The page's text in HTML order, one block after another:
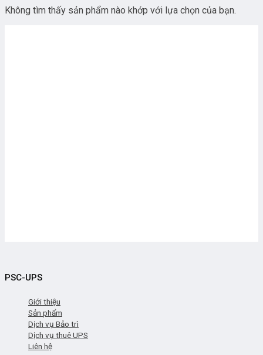
Không tìm thấy sản phẩm nào khớp với lựa chọn của bạn.
PSC-UPS
Giới thiệu
Sản phẩm
Dịch vụ Bảo trì
Dịch vụ thuê UPS
Liên hệ